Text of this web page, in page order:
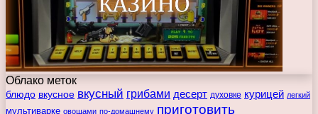
Облако меток
блюдо вкусное вкусный грибами десерт духовке курицей легкий
мультиварке овощами по-домашнему приготовить